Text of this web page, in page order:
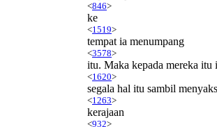
<846>
ke
<1519>
tempat ia menumpang
<3578>
itu. Maka kepada mereka itu
<1620>
segala hal itu sambil
<1263>
kerajaan
<932>